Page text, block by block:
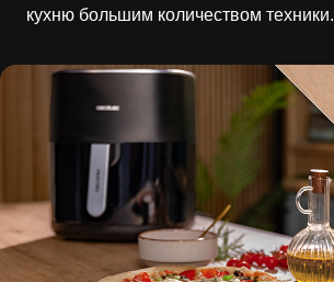
кухню большим количеством техники.